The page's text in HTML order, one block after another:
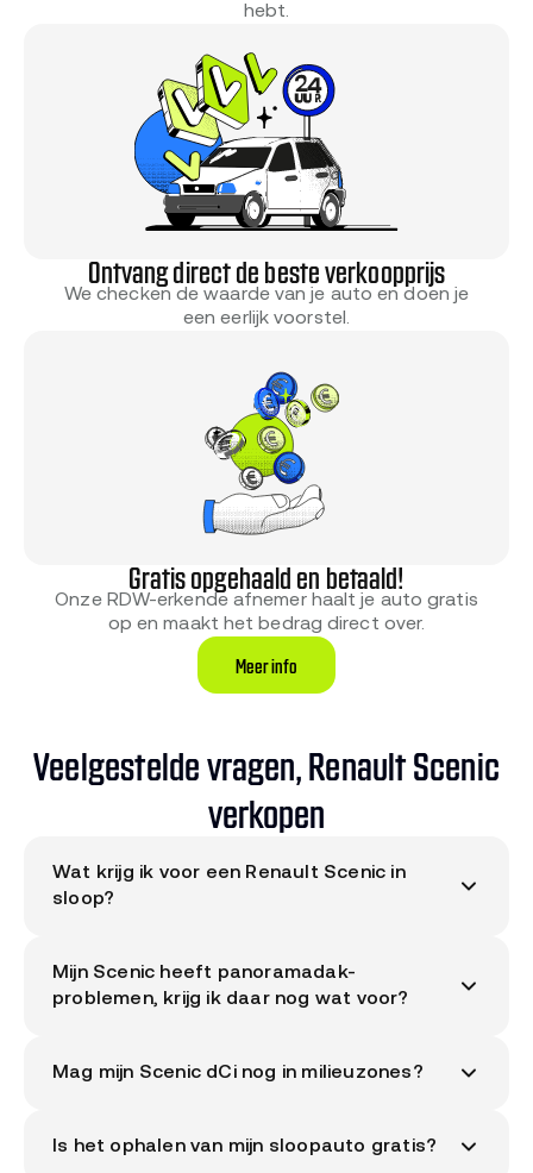
hebt.
Ontvang direct de beste verkoopprijs
We checken de waarde van je auto en doen je
een eerlijk voorstel.
Gratis opgehaald en betaald!
Onze RDW-erkende afnemer haalt je auto gratis
op en maakt het bedrag direct over.
Meer info
Veelgestelde vragen, Renault Scenic
verkopen
Wat krijg ik voor een Renault Scenic in
sloop?
auto. ons systeem berekent het bedrag op basis
van staat, bouwjaar, motor, kilometerstand,
kentekencheck, binnen 30 seconden weet je
Mijn Scenic heeft panoramadak-
problemen, krijg ik daar nog wat voor?
onderdelen behouden waarde.
Mag mijn Scenic dCi nog in milieuzones?
milieuzone-steden. Check je kenteken op
Is het ophalen van mijn sloopauto gratis?